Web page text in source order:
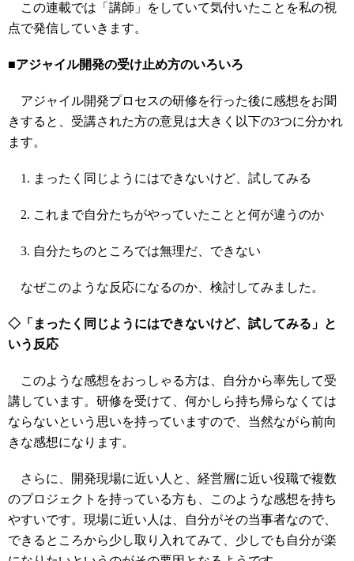
この連載では「講師」をしていて気付いたことを私の視
点で発信していきます。
■アジャイル開発の受け止め方のいろいろ
アジャイル開発プロセスの研修を行った後に感想をお聞
きすると、受講された方の意見は大きく以下の3つに分かれ
ます。
まったく同じようにはできないけど、試してみる
これまで自分たちがやっていたことと何が違うのか
自分たちのところでは無理だ、できない
なぜこのような反応になるのか、検討してみました。
◇「まったく同じようにはできないけど、試してみる」と
いう反応
このような感想をおっしゃる方は、自分から率先して受
講しています。研修を受けて、何かしら持ち帰らなくては
ならないという思いを持っていますので、当然ながら前向
きな感想になります。
さらに、開発現場に近い人と、経営層に近い役職で複数
のプロジェクトを持っている方も、このような感想を持ち
やすいです。現場に近い人は、自分がその当事者なので、
できるところから少し取り入れてみて、少しでも自分が楽